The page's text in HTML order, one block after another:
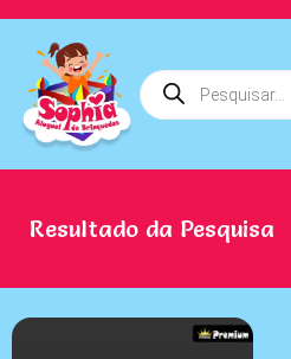
Resultado da Pesquisa